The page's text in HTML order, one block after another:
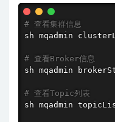
# 查看集群信息
sh mqadmin
# 查看Broker信息
sh mqadmin
# 查看Topic列表
sh mqadmin